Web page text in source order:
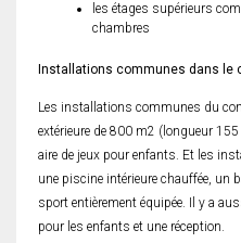
les étages supérieurs
chambres
Installations communes dans le
Les installations communes du
extérieure de 800 m2 (longueur
aire de jeux pour enfants. Et les
une piscine intérieure chauffée, un
sport entièrement équipée. Il y a
pour les enfants et une réception.